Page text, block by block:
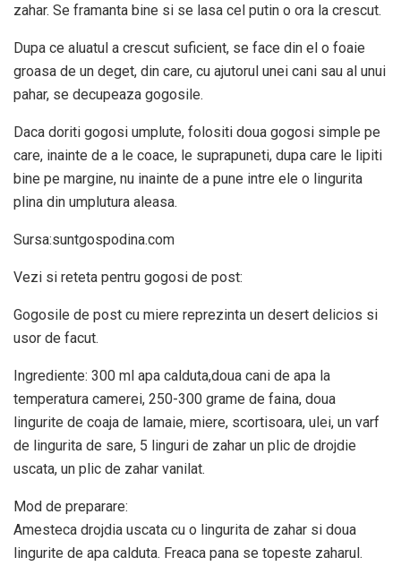
zahar. Se framanta bine si se lasa cel putin o ora la crescut.
Dupa ce aluatul a crescut suficient, se face din el o foaie
groasa de un deget, din care, cu ajutorul unei cani sau al unui
pahar, se decupeaza gogosile.
Daca doriti gogosi umplute, folositi doua gogosi simple pe
care, inainte de a le coace, le suprapuneti, dupa care le lipiti
bine pe margine, nu inainte de a pune intre ele o lingurita
plina din umplutura aleasa.
Sursa:suntgospodina.com
Vezi si reteta pentru gogosi de post:
Gogosile de post cu miere reprezinta un desert delicios si
usor de facut.
Ingrediente: 300 ml apa calduta,doua cani de apa la
temperatura camerei, 250-300 grame de faina, doua
lingurite de coaja de lamaie, miere, scortisoara, ulei, un varf
de lingurita de sare, 5 linguri de zahar un plic de drojdie
uscata, un plic de zahar vanilat.
Mod de preparare:
Amesteca drojdia uscata cu o lingurita de zahar si doua
lingurite de apa calduta. Freaca pana se topeste zaharul.